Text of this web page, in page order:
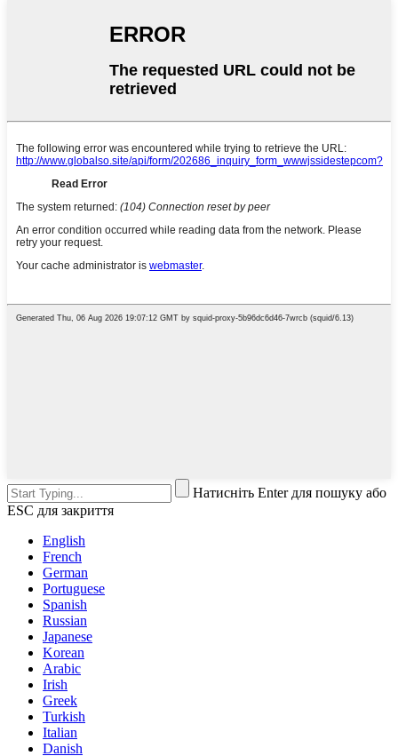
Натисніть Enter для пошуку або
ESC для закриття
English
French
German
Portuguese
Spanish
Russian
Japanese
Korean
Arabic
Irish
Greek
Turkish
Italian
Danish